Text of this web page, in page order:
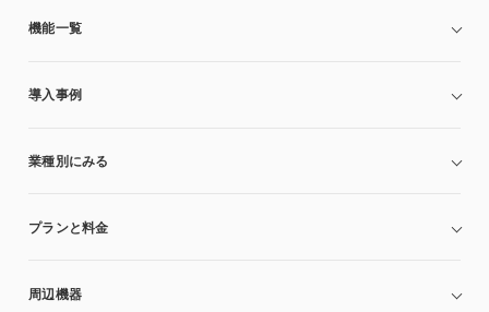
機能一覧
導入事例
業種別にみる
プランと料金
周辺機器